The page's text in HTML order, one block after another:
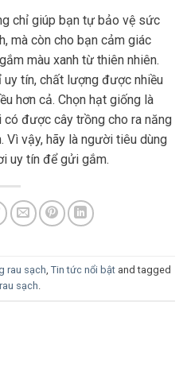
chỉ giúp bạn tự bảo vệ sức
mà còn cho bạn cảm giác
màu xanh từ thiên nhiên.
tín, chất lượng được nhiều
hơn cả. Chọn hạt giống là
được cây trồng cho ra năng
Vì vậy, hãy là người tiêu dùng
uy tín để gửi gắm.
rau sạch Tin tức nổi bật and tagged
sạch